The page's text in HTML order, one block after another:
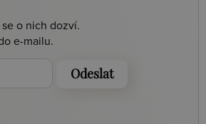
o nich dozví.
e-mailu.
Odeslat